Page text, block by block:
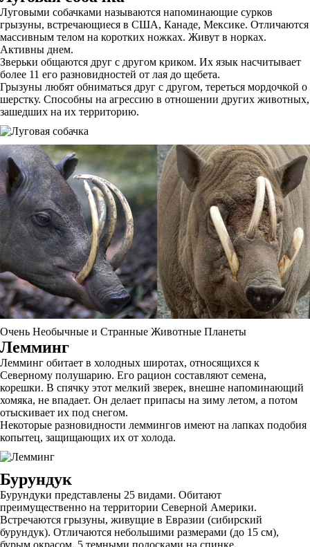
Луговыми собачками называются напоминающие сурков
грызуны, встречающиеся в США, Канаде, Мексике. Отличаются
массивным телом на коротких ножках. Живут в норках.
Активны днем.
Зверьки общаются друг с другом криком. Их язык насчитывает
более 11 его разновидностей от лая до щебета.
Грызуны любят обниматься друг с другом, тереться мордочкой о
шерстку. Способны на агрессию в отношении других животных,
зашедших на их территорию.
Очень Необычные и Странные Животные Планеты
Лемминг
Лемминг обитает в холодных широтах, относящихся к
Северному полушарию. Его рацион составляют семена,
корешки. В спячку этот мелкий зверек, внешне напоминающий
хомяка, не впадает. Он делает припасы на зиму летом, а потом
отыскивает их под снегом.
Некоторые разновидности леммингов имеют на лапках подобия
копытец, защищающих их от холода.
Бурундук
Бурундуки представлены 25 видами. Обитают
преимущественно на территории Северной Америки.
Встречаются грызуны, живущие в Евразии (сибирский
бурундук). Отличаются небольшими размерами (до 15 см),
бурым окрасом, 5 темными полосками на спинке.